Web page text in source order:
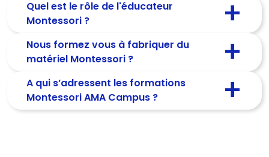
Quel est le rôle de l'éducateur
Montessori ?
Nous formez vous à fabriquer du
matériel Montessori ?
A qui s’adressent les formations
Montessori AMA Campus ?